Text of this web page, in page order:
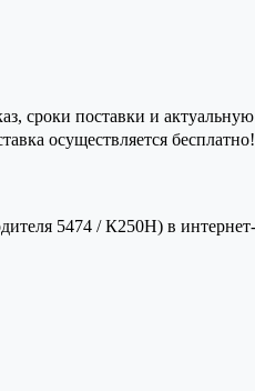
сроки поставки и
осуществляется бесплатно!
5474 / К250Н) в